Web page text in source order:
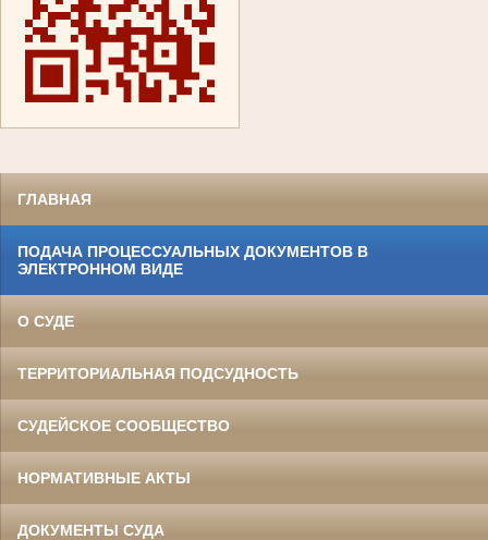
ГЛАВНАЯ
ПОДАЧА ПРОЦЕССУАЛЬНЫХ ДОКУМЕНТОВ В
ЭЛЕКТРОННОМ ВИДЕ
О СУДЕ
ТЕРРИТОРИАЛЬНАЯ ПОДСУДНОСТЬ
СУДЕЙСКОЕ СООБЩЕСТВО
НОРМАТИВНЫЕ АКТЫ
ДОКУМЕНТЫ СУДА